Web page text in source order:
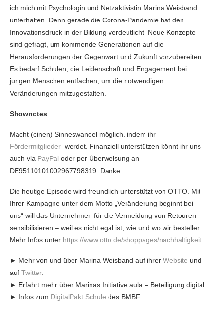
ich mich mit Psychologin und Netzaktivistin Marina Weisband
unterhalten. Denn gerade die Corona-Pandemie hat den
Innovationsdruck in der Bildung verdeutlicht. Neue Konzepte
sind gefragt, um kommende Generationen auf die
Herausforderungen der Gegenwart und Zukunft vorzubereiten.
Es bedarf Schulen, die Leidenschaft und Engagement bei
jungen Menschen entfachen, um die notwendigen
Veränderungen mitzugestalten.
Shownotes:
Macht (einen) Sinneswandel möglich, indem ihr
Fördermitglieder werdet. Finanziell unterstützen könnt ihr uns
auch via PayPal oder per Überweisung an
DE95110101002967798319. Danke.
Die heutige Episode wird freundlich unterstützt von OTTO. Mit
Ihrer Kampagne unter dem Motto „Veränderung beginnt bei
uns“ will das Unternehmen für die Vermeidung von Retouren
sensibilisieren – weil es nicht egal ist, wie und wo wir bestellen.
Mehr Infos unter https://www.otto.de/shoppages/nachhaltigkeit
► Mehr von und über Marina Weisband auf ihrer Website und
auf Twitter.
► Erfahrt mehr über Marinas Initiative aula – Beteiligung digital.
► Infos zum DigitalPakt Schule des BMBF.